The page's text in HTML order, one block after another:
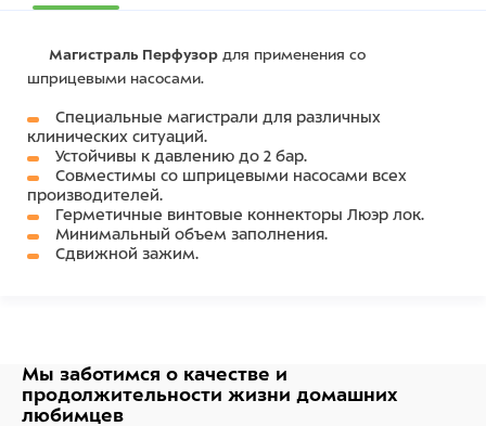
Магистраль Перфузор для применения со
шприцевыми насосами.
Специальные магистрали для различных
клинических ситуаций.
Устойчивы к давлению до 2 бар.
Совместимы со шприцевыми насосами всех
производителей.
Герметичные винтовые коннекторы Люэр лок.
Минимальный объем заполнения.
Сдвижной зажим.
Мы заботимся о качестве и
продолжительности жизни домашних
любимцев